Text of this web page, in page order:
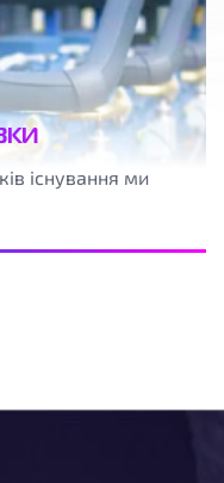
існування ми